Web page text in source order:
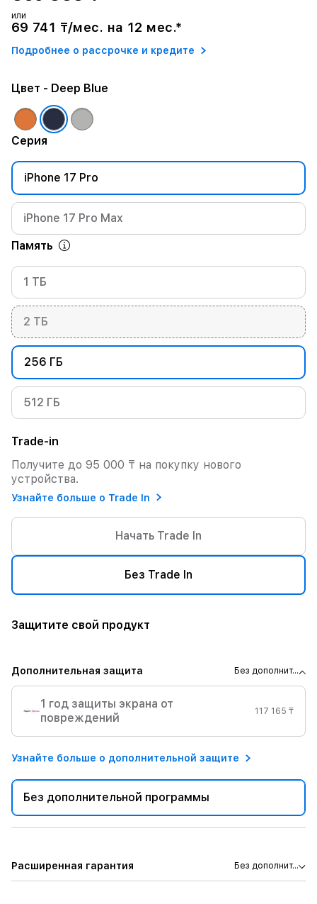
или
69 741 ₸/мес. на 12 мес.*
Подробнее о рассрочке и кредите
Серия
iPhone 17 Pro
iPhone 17 Pro Max
Память
1 ТБ
2 ТБ
256 ГБ
512 ГБ
Цвет - Deep Blue
Trade-in
Получите до 95 000 ₸ на покупку нового
устройства.
Узнайте больше о Trade In
Начать Trade In
Без Trade In
Защитите свой продукт
Дополнительная защита Без дополнит...
1 год защиты экрана от
повреждений
117 165 ₸
Узнайте больше о дополнительной защите
Без дополнительной программы
Расширенная гарантия Без дополнит...